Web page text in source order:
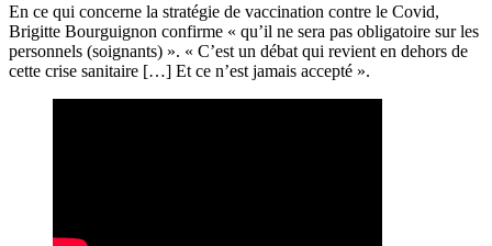
En ce qui concerne la stratégie de vaccination contre le Covid,
Brigitte Bourguignon confirme « qu’il ne sera pas obligatoire sur les
personnels (soignants) ». « C’est un débat qui revient en dehors de
cette crise sanitaire […] Et ce n’est jamais accepté ».